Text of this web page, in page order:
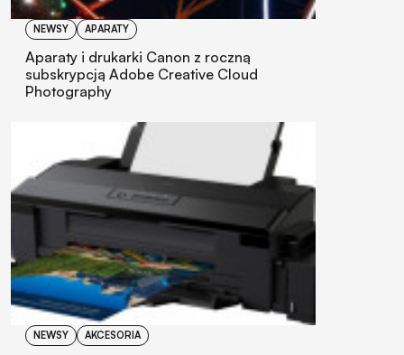
NEWSY APARATY
Aparaty i drukarki Canon z roczną
subskrypcją Adobe Creative Cloud
Photography
NEWSY AKCESORIA